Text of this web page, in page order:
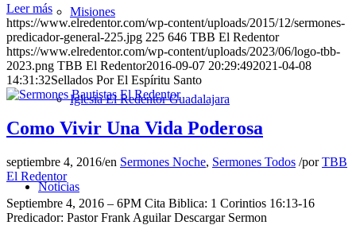
Misiones
Iglesia El Redentor Guadalajara
Noticias
Leer más
https://www.elredentor.com/wp-content/uploads/2015/12/sermones-
predicador-general-225.jpg 225 646 TBB El Redentor
https://www.elredentor.com/wp-content/uploads/2023/06/logo-tbb-
2023.png TBB El Redentor2016-09-07 20:29:492021-04-08
14:31:32Sellados Por El Espíritu Santo
Como Vivir Una Vida Poderosa
septiembre 4, 2016/en Sermones Noche, Sermones Todos /porTBB
El Redentor
Septiembre 4, 2016 – 6PM Cita Biblica: 1 Corintios 16:13-16
Predicador: Pastor Frank Aguilar Descargar Sermon